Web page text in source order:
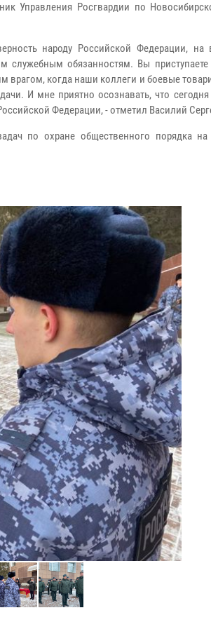
Управления Росгвардии по
народу Российской Федерации, на
служебным обязанностям. Вы
врагом, когда наши коллеги и боевые
И мне приятно осознавать, что
Федерации, - отметил Василий
по охране общественного порядка на